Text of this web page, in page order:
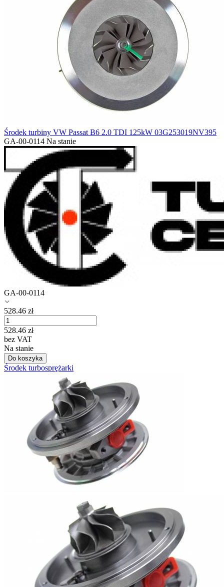
Środek turbiny VW Passat B6 2.0 TDI 125kW 03G253019NV395
GA-00-0114 Na stanie
GA-00-0114
528.46 zł
528.46 zł
bez VAT
Na stanie
Do koszyka
Środek turbosprężarki